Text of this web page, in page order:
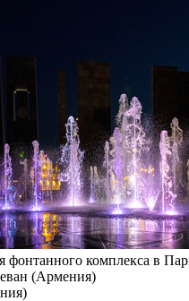
фонтанного комплекса в
(Армения)